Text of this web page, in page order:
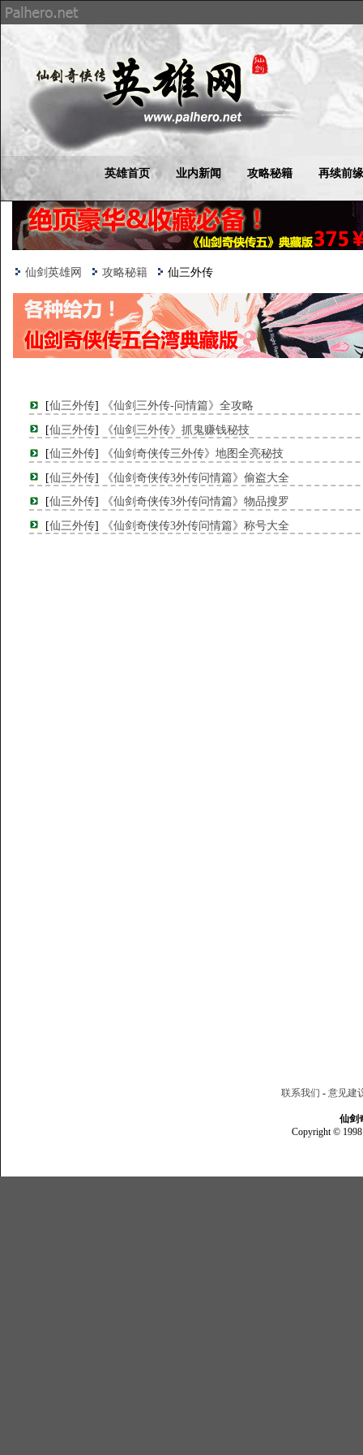
英雄首页 业内新闻 攻略秘籍 再续前缘
仙剑英雄网 攻略秘籍 仙三外传
[仙三外传]
《仙剑三外传-问情篇》全攻略
[仙三外传]
《仙剑三外传》抓鬼赚钱秘技
[仙三外传]
《仙剑奇侠传三外传》地图全亮秘技
[仙三外传]
《仙剑奇侠传3外传问情篇》偷盗大全
[仙三外传]
《仙剑奇侠传3外传问情篇》物品搜罗
[仙三外传] 《仙剑奇侠传3外传问情篇》称号大全
联系我们 - 意见建
仙剑
Copyright © 1998